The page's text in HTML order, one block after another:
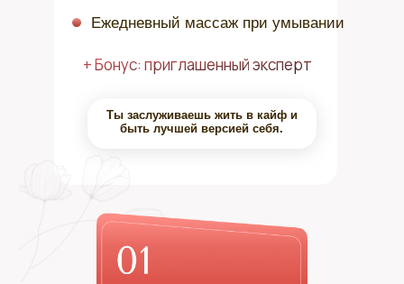
Ежедневный массаж при умывании
Ты заслуживаешь жить в кайф и
быть лучшей версией себя.
+ Бонус: приглашенный эксперт